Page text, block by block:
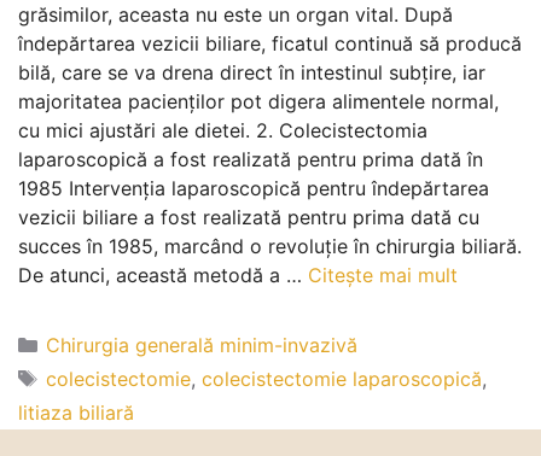
grăsimilor, aceasta nu este un organ vital. După
îndepărtarea vezicii biliare, ficatul continuă să producă
bilă, care se va drena direct în intestinul subțire, iar
majoritatea pacienților pot digera alimentele normal,
cu mici ajustări ale dietei. 2. Colecistectomia
laparoscopică a fost realizată pentru prima dată în
1985 Intervenția laparoscopică pentru îndepărtarea
vezicii biliare a fost realizată pentru prima dată cu
succes în 1985, marcând o revoluție în chirurgia biliară.
De atunci, această metodă a … Citește mai mult
Chirurgia generală minim-invazivă
colecistectomie, colecistectomie laparoscopică,
litiaza biliară